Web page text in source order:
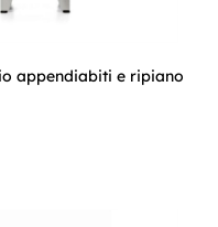
appendiabiti e ripiano